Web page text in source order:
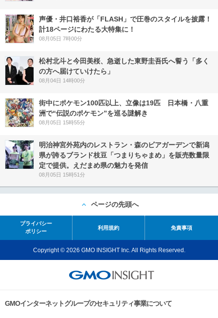
声優・井口裕香が「FLASH」で圧巻のスタイルを披露！
計18ページにわたる大特集に！
08月05日 7時00分
松村北斗と今田美桜、急逝した東野圭吾氏へ誓う「多く
の方へ届けていけたら」
08月04日 14時00分
街中にポケモン100匹以上、立像は19匹 日本橋・八重
洲で“伝説のポケモン”を巡る謎解き
08月05日 15時55分
明治神宮外苑内のレストラン・森のビアガーデンで新潟
県が誇るブランド枝豆「つまりちゃまめ」を販売数量限
定で提供。えだまめ県の魅力を発信
08月05日 15時51分
ページの先頭へ
プライバシー
ポリシー
利用規約 免責事項
Copyright © 2026 GMO INSIGHT Inc. All Rights Reserved.
GMOインターネットグループのセキュリティ事業について